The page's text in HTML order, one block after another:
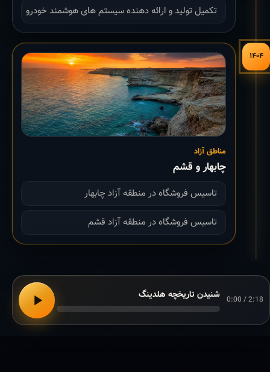
تکمیل تولید و ارائه دهنده سیستم های هوشمند خودرو
۱۴۰۴
مناطق آزاد
چابهار و قشم
تاسیس فروشگاه در منطقه آزاد چابهار
تاسیس فروشگاه در منطقه آزاد قشم
0:00 / 2:18 شنیدن تاریخچه هلدینگ